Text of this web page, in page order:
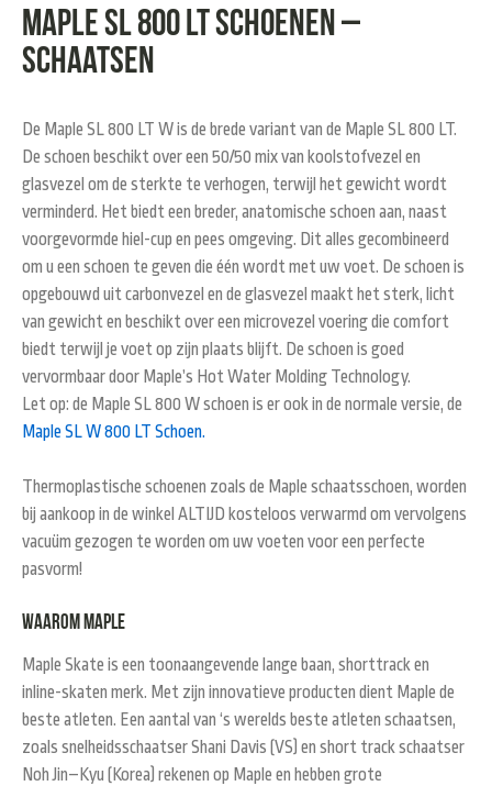
Maple SL 800 LT Schoenen –
Schaatsen
De Maple SL800 LT W is de brede variant van de Maple SL 800 LT.
De schoen beschikt over een 50/50 mix van koolstofvezel en
glasvezel om de sterkte te verhogen, terwijl het gewicht wordt
verminderd. Het biedt een breder, anatomische schoen aan, naast
voorgevormde hiel-cup en pees omgeving. Dit alles gecombineerd
om u een schoen te geven die één wordt met uw voet. De schoen is
opgebouwd uit carbonvezel en de glasvezel maakt het sterk, licht
van gewicht en beschikt over een microvezel voeringdie comfort
biedt terwijl je voet op zijn plaats blijft. De schoen is goed
vervormbaar door Maple’s Hot Water Molding Technology.
Let op: de Maple SL 800 W schoen is er ook in de normale versie, de
Maple SL W 800 LT Schoen.
Thermoplastische schoenen zoals de Maple schaatsschoen, worden
bij aankoop in de winkel ALTIJD kosteloos verwarmd om vervolgens
vacuüm gezogen te worden om uw voeten voor een perfecte
pasvorm!
Waarom Maple
Maple Skate is een toonaangevende lange baan, shorttracken
inline-skaten merk. Met zijn innovatieve producten dient Maple de
beste atleten. Een aantal van ‘s werelds beste atleten schaatsen,
zoals snelheidsschaatserShani Davis (VS) en short trackschaatser
Noh Jin– Kyu (Korea) rekenen op Maple en hebben grote